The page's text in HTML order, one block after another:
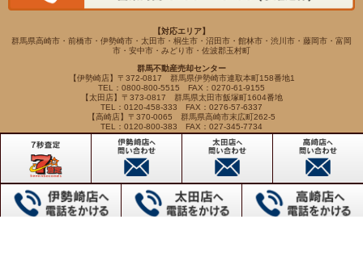
【対応エリア】
群馬県高崎市・前橋市・伊勢崎市・太田市・桐生市・沼田市・館林市・渋川市・藤岡市・富岡
市・安中市・みどり市・佐波郡玉村町
群馬不動産売却センター
【伊勢崎店】〒372-0817 群馬県伊勢崎市連取本町158番地1
TEL：0800-800-5515 FAX：0270-61-9155
【太田店】〒373-0817 群馬県太田市飯塚町1604番地
TEL：0120-458-333 FAX：0276-57-6337
【高崎店】〒370-0065 群馬県高崎市末広町262-5
TEL：0120-800-383 FAX：027-345-7734
Copyright(c) VIEWHOUSE ALL RIGHTS RESERVED.